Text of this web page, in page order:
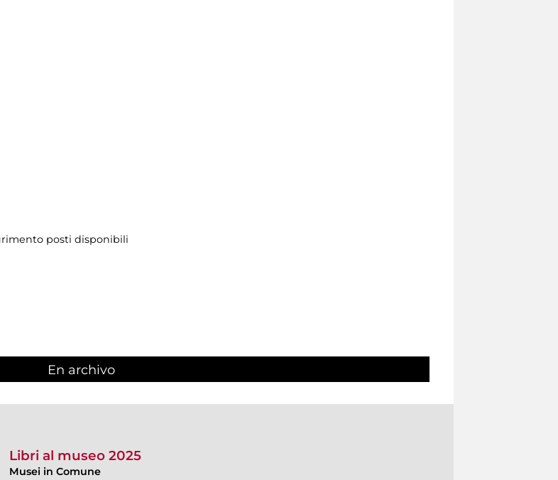
posti disponibili
En archivo
Libri al museo 2025
Musei in Comune